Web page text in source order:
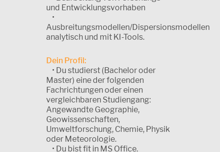
und Entwicklungsvorhaben
•
Ausbreitungsmodellen/Dispersionsmodellen
analytisch und mit KI-Tools.
Dein Profil:
• Du studierst (Bachelor oder
Master) eine der folgenden
Fachrichtungen oder einen
vergleichbaren Studiengang:
Angewandte Geographie,
Geowissenschaften,
Umweltforschung, Chemie, Physik
oder Meteorologie.
• Du bist fit in MS Office.